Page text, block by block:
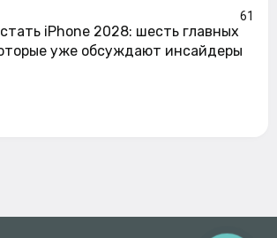
61
iPhone 2028: шесть главных
уже обсуждают инсайдеры